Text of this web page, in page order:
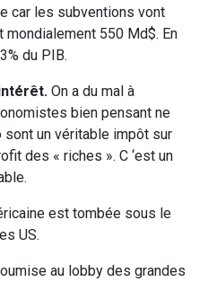
car les subventions vont
550 Md$. En
du PIB.
On a du mal à
bien pensant ne
un véritable impôt sur
des « riches ». C ‘est un
est tombée sous le
US.
au lobby des grandes